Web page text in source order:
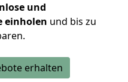
und
einholen und bis zu
erhalten